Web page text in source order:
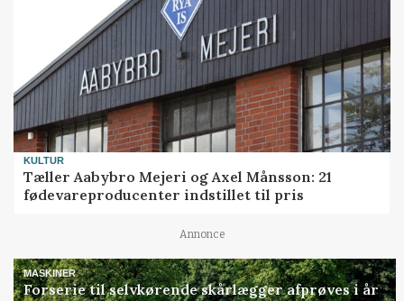
KULTUR
Tæller Aabybro Mejeri og Axel Månsson: 21
fødevareproducenter indstillet til pris
Annonce
MASKINER
Forserie til selvkørende skårlægger afprøves i år